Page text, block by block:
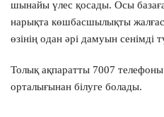
шынайы үлес қосады. Осы
нарықта көшбасшылықты
өзінің одан әрі дамуын сенімді
Толық ақпаратты 7007
орталығынан білуге болады.